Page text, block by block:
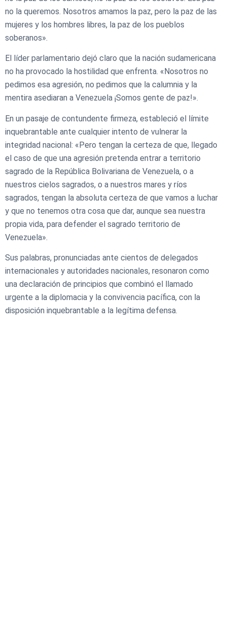
no la queremos. Nosotros amamos la paz, pero la paz de las
mujeres y los hombres libres, la paz de los pueblos
soberanos».
El líder parlamentario dejó claro que la nación sudamericana
no ha provocado la hostilidad que enfrenta. «Nosotros no
pedimos esa agresión, no pedimos que la calumnia y la
mentira asediaran a Venezuela ¡Somos gente de paz!».
En un pasaje de contundente firmeza, estableció el límite
inquebrantable ante cualquier intento de vulnerar la
integridad nacional: «Pero tengan la certeza de que, llegado
el caso de que una agresión pretenda entrar a territorio
sagrado de la República Bolivariana de Venezuela, o a
nuestros cielos sagrados, o a nuestros mares y ríos
sagrados, tengan la absoluta certeza de que vamos a luchar
y que no tenemos otra cosa que dar, aunque sea nuestra
propia vida, para defender el sagrado territorio de
Venezuela».
Sus palabras, pronunciadas ante cientos de delegados
internacionales y autoridades nacionales, resonaron como
una declaración de principios que combinó el llamado
urgente a la diplomacia y la convivencia pacífica, con la
disposición inquebrantable a la legítima defensa.